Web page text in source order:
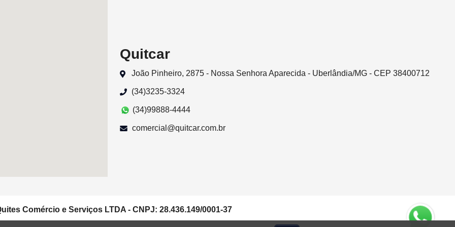
Quitcar
João Pinheiro, 2875 - Nossa Senhora Aparecida - Uberlândia/MG - CEP 38400712
(34)3235-3324
(34)99888-4444
comercial@quitcar.com.br
Comércio e Serviços LTDA - CNPJ: 28.436.149/0001-37